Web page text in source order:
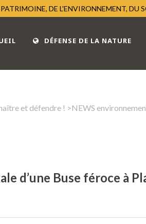
DE L'ENVIRONNEMENT, DU
DÉFENSE DE LA NATURE
et défendre ! >NEWS
d’une Buse féroce à